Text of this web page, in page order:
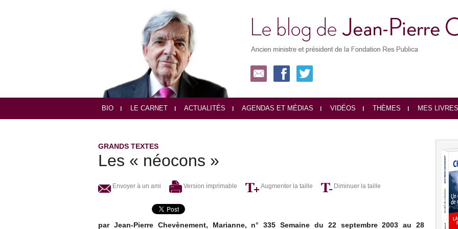
BIO LE CARNET ACTUALITÉS AGENDAS ET MÉDIAS VIDÉOS THÈMES MES LIVRES
GRANDS TEXTES
Les « néocons »
Envoyer à un ami Version imprimable Augmenter la taille Diminuer la taille
par Jean-Pierre Chevènement, Marianne, n° 335 Semaine du 22 septembre 2003 au 28